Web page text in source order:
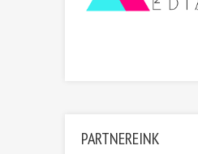
PARTNEREINK